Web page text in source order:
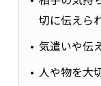
切に伝えら
気遣いや伝
人や物を大